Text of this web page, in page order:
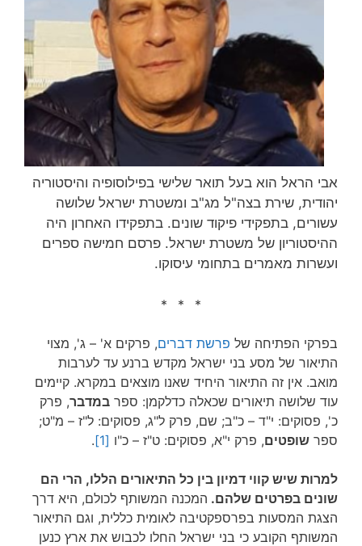
אבי הראל הוא בעל תואר שלישי בפילוסופיה והיסטוריה
יהודית, שירת בצה"ל מג"ב ומשטרת ישראל שלושה
עשורים, בתפקידי פיקוד שונים. בתפקידו האחרון היה
ההיסטוריון של משטרת ישראל. פרסם חמישה ספרים
ועשרות מאמרים בתחומי עיסוקו.
* * *
בפרקי הפתיחה של פרשת דברים, פרקים א' – ג', מצוי
התיאור של מסע בני ישראל מקדש ברנע עד לערבות
מואב. אין זה התיאור היחיד שאנו מוצאים במקרא. קיימים
עוד שלושה תיאורים שכאלה כדלקמן: ספר במדבר, פרק
כ', פסוקים: י"ד – כ"ב; שם, פרק ל"ג, פסוקים: ל"ז – מ"ט;
ספר שופטים, פרק י"א, פסוקים: ט"ז – כ"ו [1]
.
למרות שיש קווי דמיון בין כל התיאורים הללו, הרי הם
שונים בפרטים שלהם. המכנה המשותף לכולם, היא דרך
הצגת המסעות בפרספקטיבה לאומית כללית, וגם התיאור
המשותף הקובע כי בני ישראל החלו לכבוש את ארץ כנען